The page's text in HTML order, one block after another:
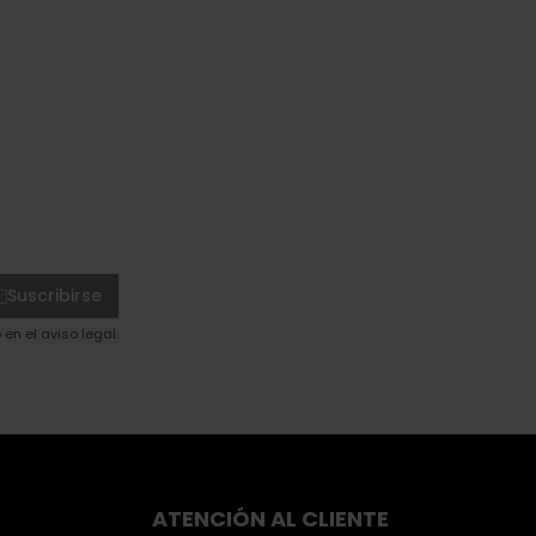
Suscribirse
el aviso legal.
ATENCIÓN AL CLIENTE